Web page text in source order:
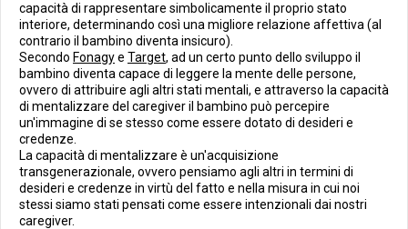
capacità di rappresentare simbolicamente il proprio stato
interiore, determinando così una migliore relazione affettiva (al
contrario il bambino diventa insicuro).
Secondo Fonagye Target, ad un certo punto dello sviluppo il
bambino diventa capace di leggere la mente delle persone,
ovvero di attribuire agli altri stati mentali, e attraverso la capacità
di mentalizzare del caregiver il bambino può percepire
un'immagine di se stesso come essere dotato di desideri e
credenze.
La capacità di mentalizzare è un'acquisizione
transgenerazionale, ovvero pensiamo agli altri in termini di
desideri e credenze in virtù del fatto e nella misura in cui noi
stessi siamo stati pensati come essere intenzionali dai nostri
caregiver.